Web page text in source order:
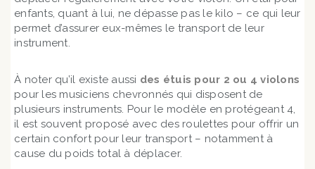
enfants, quant à lui, ne dépasse pas le kilo – ce qui leur
permet d’assurer eux-mêmes le transport de leur
instrument.
À noter qu’il existe aussi des étuis pour 2 ou 4 violons
pour les musiciens chevronnés qui disposent de
plusieurs instruments. Pour le modèle en protégeant 4,
il est souvent proposé avec des roulettes pour offrir un
certain confort pour leur transport – notamment à
cause du poids total à déplacer.